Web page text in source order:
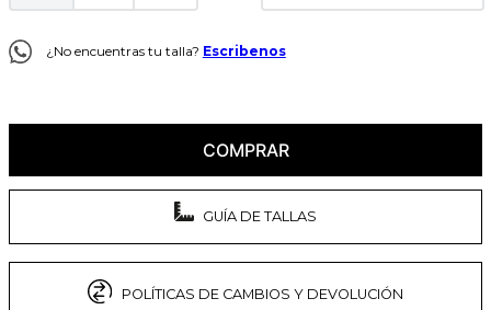
¿No encuentras tu talla? Escribenos
COMPRAR
GUÍA DE TALLAS
POLÍTICAS DE CAMBIOS Y DEVOLUCIÓN